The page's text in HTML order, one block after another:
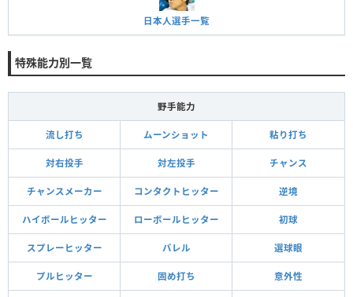
日本人選手一覧
特殊能力別一覧
野手能力
流し打ち ムーンショット 粘り打ち
対右投手 対左投手 チャンス
チャンスメーカー コンタクトヒッター 逆境
ハイボールヒッター ローボールヒッター 初球
スプレーヒッター バレル 選球眼
プルヒッター 固め打ち 意外性